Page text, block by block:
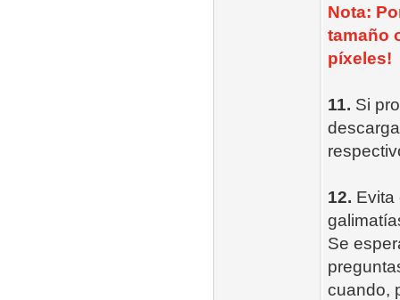
Nota:
tamaño
píxeles!
11. Si
12. Evita
Se
cuando,